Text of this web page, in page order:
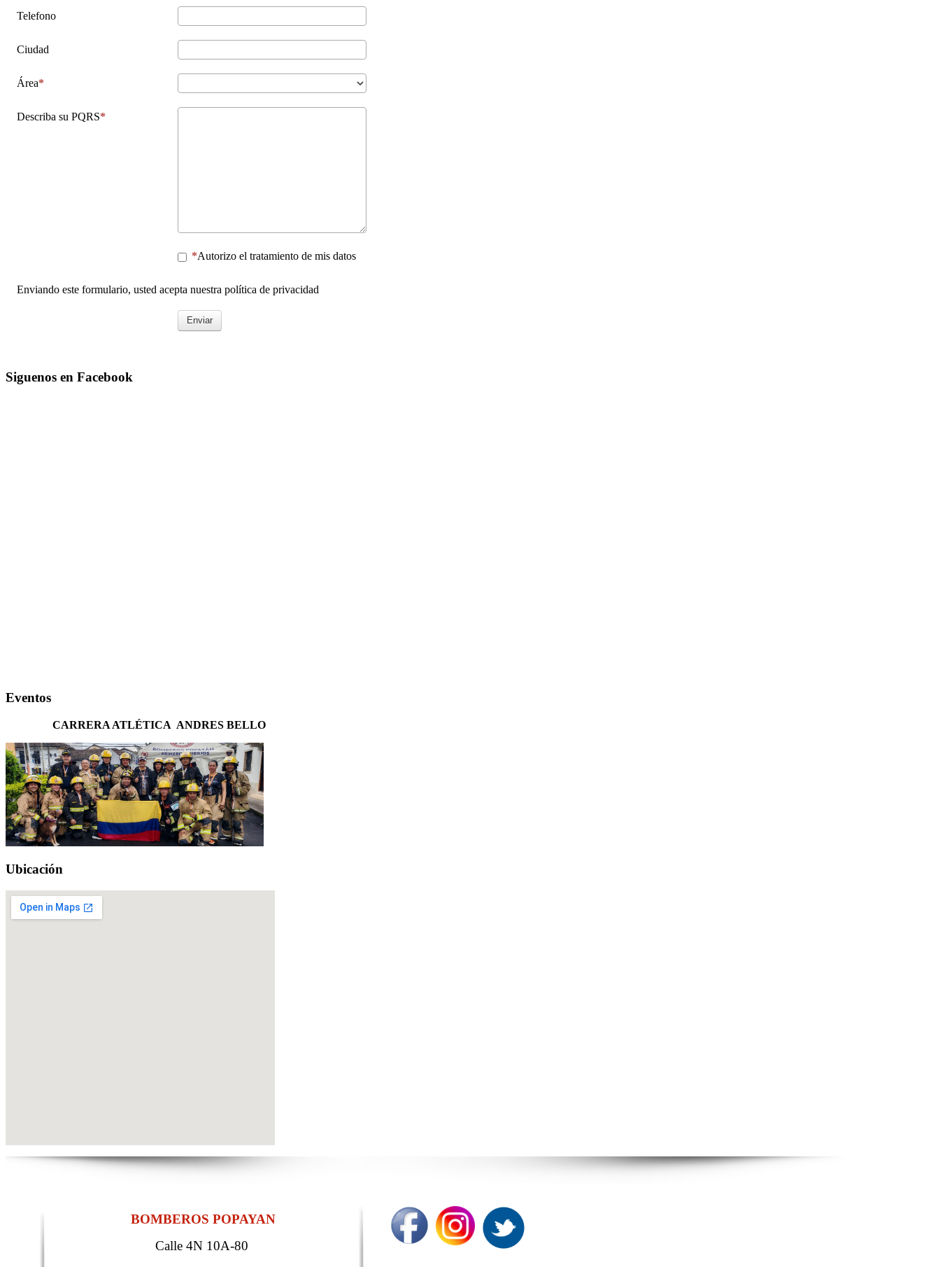
Telefono
Ciudad
Área
Describa su PQRS
Autorizo el tratamiento de mis datos
Enviando este formulario, usted acepta nuestra política de privacidad
Enviar
Siguenos en Facebook
Eventos
CARRERA ATLÉTICA ANDRES BELLO
Ubicación
BOMBEROS POPAYAN
Calle 4N 10A-80